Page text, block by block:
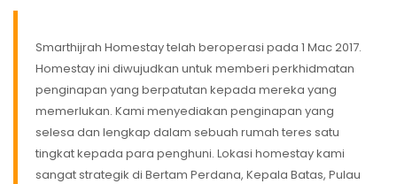
Smarthijrah Homestay telah beroperasi pada 1 Mac 2017.
Homestay ini diwujudkan untuk memberi perkhidmatan
penginapan yang berpatutan kepada mereka yang
memerlukan. Kami menyediakan penginapan yang
selesa dan lengkap dalam sebuah rumah teres satu
tingkat kepada para penghuni. Lokasi homestay kami
sangat strategik di Bertam Perdana, Kepala Batas, Pulau